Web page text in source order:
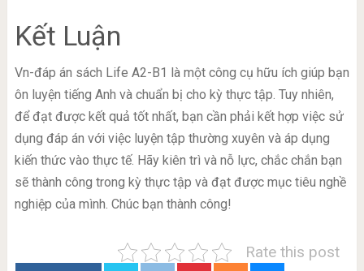
Kết Luận
Vn-đáp án sách Life A2-B1 là một công cụ hữu ích giúp bạn
ôn luyện tiếng Anh và chuẩn bị cho kỳ thực tập. Tuy nhiên,
để đạt được kết quả tốt nhất, bạn cần phải kết hợp việc sử
dụng đáp án với việc luyện tập thường xuyên và áp dụng
kiến thức vào thực tế. Hãy kiên trì và nỗ lực, chắc chắn bạn
sẽ thành công trong kỳ thực tập và đạt được mục tiêu nghề
nghiệp của mình. Chúc bạn thành công!
Rate this post